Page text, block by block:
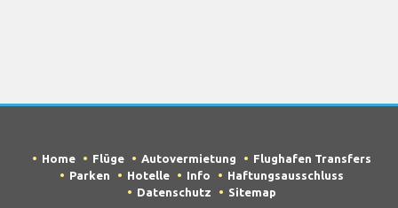
Home Flüge Autovermietung
Flughafen Transfers
Parken
Hotelle Info
Haftungsausschluss
Datenschutz
Sitemap